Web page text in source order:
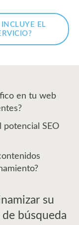
INCLUYE EL
en tu web
potencial SEO
su
búsqueda